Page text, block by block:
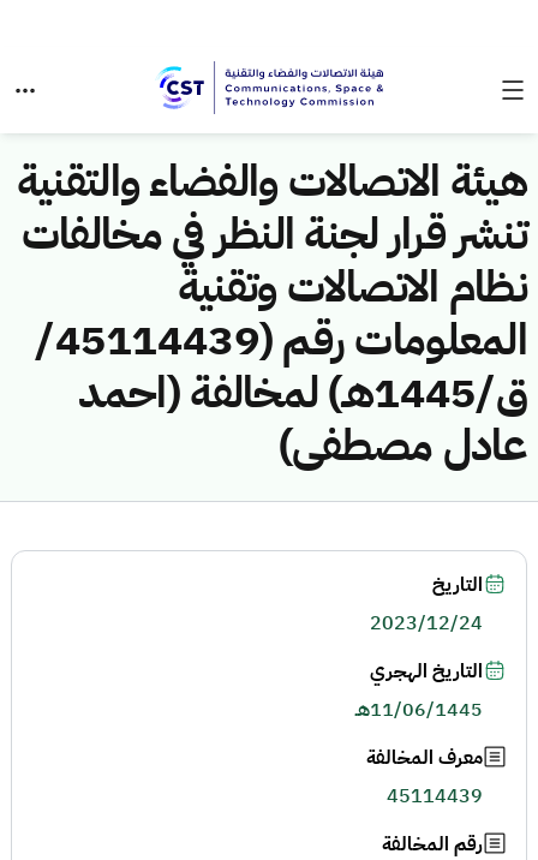
هيئة الاتصالات والفضاء والتقنية
تنشر قرار لجنة النظر في مخالفات
نظام الاتصالات وتقنية
المعلومات رقم (45114439/
ق/1445هـ) لمخالفة (احمد
عادل مصطفى)
التاريخ
2023/12/24
التاريخ الهجري
11/06/1445هـ
معرف المخالفة
45114439
رقم المخالفة